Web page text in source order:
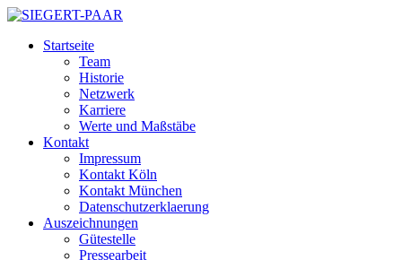
Startseite
Team
Historie
Netzwerk
Karriere
Werte und Maßstäbe
Kontakt
Impressum
Kontakt Köln
Kontakt München
Datenschutzerklaerung
Auszeichnungen
Gütestelle
Pressearbeit